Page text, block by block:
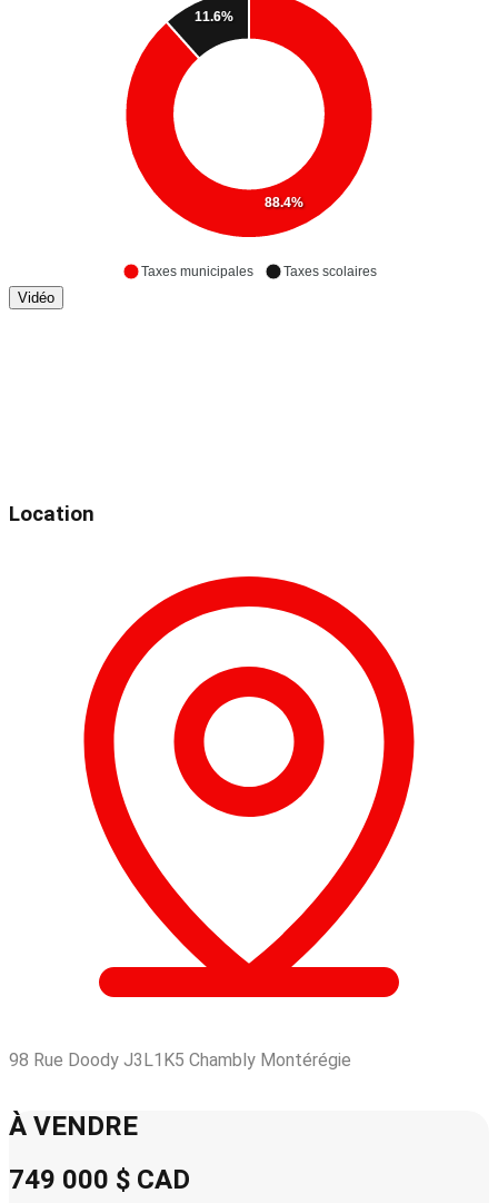
88.4%
11.6%
Taxes municipales Taxes scolaires
Vidéo
Location
98 Rue Doody J3L1K5 Chambly Montérégie
+
À VENDRE
749 000 $ CAD